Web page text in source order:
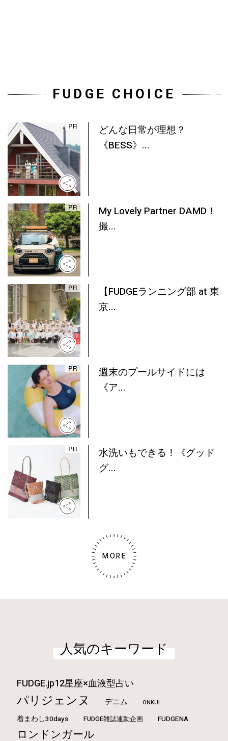
FUDGE CHOICE
どんな日常が理想？
《BESS》...
My Lovely Partner DAMD！
撮...
【FUDGEランニング部 at 東
京...
週末のプールサイドには
《ア...
水洗いもできる！《グッド
グ...
MORE
人気のキーワード
FUDGE.jp12星座×血液型占い
パリジェンヌ デニム ONKUL
着まわし30days FUDGE雑誌連動企画 FUDGENA
ロンドンガール